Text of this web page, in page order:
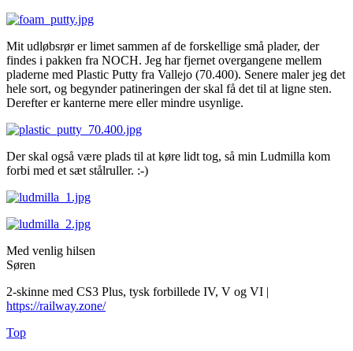
Mit udløbsrør er limet sammen af de forskellige små plader, der
findes i pakken fra NOCH. Jeg har fjernet overgangene mellem
pladerne med Plastic Putty fra Vallejo (70.400). Senere maler jeg det
hele sort, og begynder patineringen der skal få det til at ligne sten.
Derefter er kanterne mere eller mindre usynlige.
Der skal også være plads til at køre lidt tog, så min Ludmilla kom
forbi med et sæt stålruller. :-)
Med venlig hilsen
Søren
2-skinne med CS3 Plus, tysk forbillede IV, V og VI |
https://railway.zone/
Top